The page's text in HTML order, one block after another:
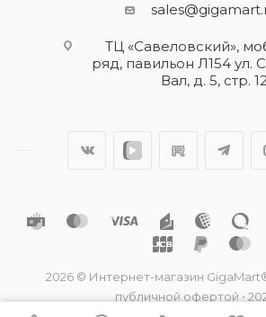
ТЦ «Савеловский»,
ряд, павильон Л154 ул.
Вал, д. 5, стр.
2026 © Интернет-магазин
публичной офертой •